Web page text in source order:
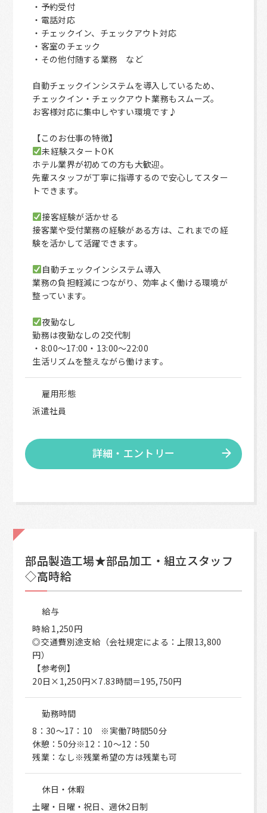
・予約受付
・電話対応
・チェックイン、チェックアウト対応
・客室のチェック
・その他付随する業務 など
自動チェックインシステムを導入しているため、
チェックイン・チェックアウト業務もスムーズ。
お客様対応に集中しやすい環境です♪
【このお仕事の特徴】
未経験スタートOK
ホテル業界が初めての方も大歓迎。
先輩スタッフが丁寧に指導するので安心してスター
トできます。
接客経験が活かせる
接客業や受付業務の経験がある方は、これまでの経
験を活かして活躍できます。
自動チェックインシステム導入
業務の負担軽減につながり、効率よく働ける環境が
整っています。
夜勤なし
勤務は夜勤なしの2交代制
・8:00～17:00・13:00～22:00
生活リズムを整えながら働けます。
雇用形態
派遣社員
詳細・エントリー
部品製造工場★部品加工・組立スタッフ
◇高時給
給与
時給 1,250円
◎交通費別途支給（会社規定による：上限13,800
円）
【参考例】
20日×1,250円×7.83時間＝195,750円
勤務時間
8：30～17：10 ※実働7時間50分
休憩：50分※12：10～12：50
残業：なし※残業希望の方は残業も可
休日・休暇
土曜・日曜・祝日、週休2日制